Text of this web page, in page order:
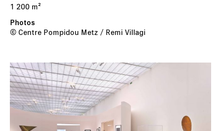
1 200 m²
© Centre Pompidou Metz / Remi Villagi